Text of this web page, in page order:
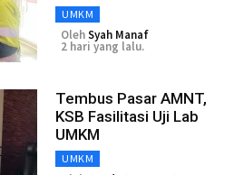
UMKM
OlehSyah Manaf
2 hari yang lalu.
Tembus Pasar AMNT,
KSB Fasilitasi Uji Lab
UMKM
UMKM